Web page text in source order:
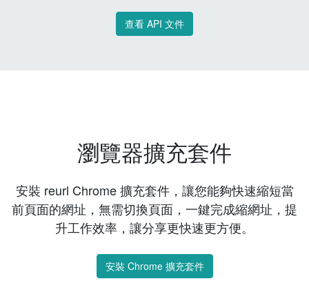
查看 API 文件
瀏覽器擴充套件
安裝 reurl Chrome 擴充套件，讓您能夠快速縮短當
前頁面的網址，無需切換頁面，一鍵完成縮網址，提
升工作效率，讓分享更快速更方便。
安裝 Chrome 擴充套件